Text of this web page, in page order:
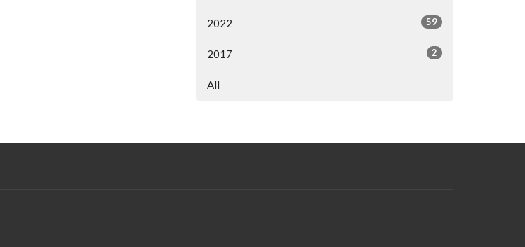
2022 59
2017 2
All